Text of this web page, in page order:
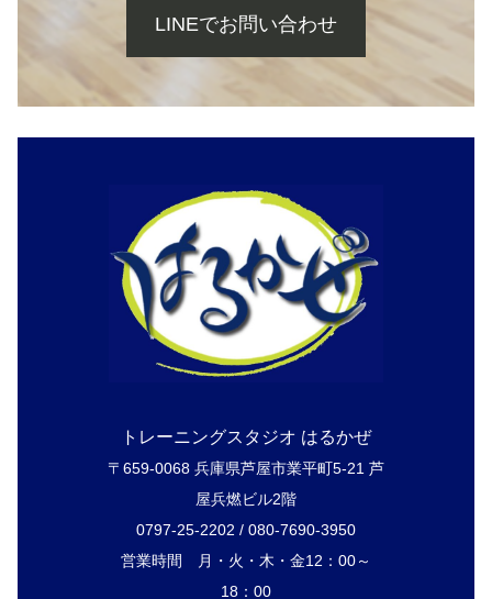
LINEでお問い合わせ
トレーニングスタジオ はるかぜ
〒659-0068 兵庫県芦屋市業平町5-21 芦
屋兵燃ビル2階
0797-25-2202 / 080-7690-3950
営業時間 月・火・木・金12：00～
18：00